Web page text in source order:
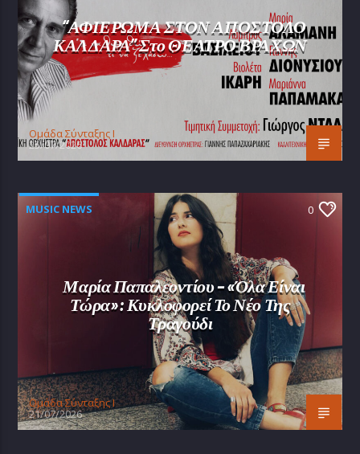
“ΑΦΙΕΡΩΜΑ ΣΤΟΝ ΑΠΟΣΤΟΛΟ
ΚΑΛΔΑΡΑ” Στο ΘΕΑΤΡΟ ΒΡΑΧΩΝ
Oμάδα Σύνταξης Ι
25/07/2026
MUSIC NEWS 0
Μαρία Παπαλεοντίου – «Όλα Είναι
Τώρα»: Κυκλοφορεί Το Νέο Της
Τραγούδι
Oμάδα Σύνταξης Ι
21/07/2026